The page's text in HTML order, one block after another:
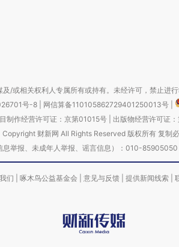
/或相关权利人专属所有或持有。未经许可，禁止进
号-8 网信算备110105862729401250013号
制作经营许可证：京第01015号| 出版物经营许可证
Copyright 财新网 All Rights Reserved 版权所有 复制
息举报、未成年人举报、谣言信息）：010-
们 啄木鸟公益基金会 意见与反馈 提供新闻线索